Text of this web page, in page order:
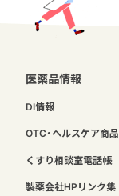
医薬品情報
DI情報
OTC・ヘルスケア商品
くすり相談室電話帳
製薬会社HPリンク集